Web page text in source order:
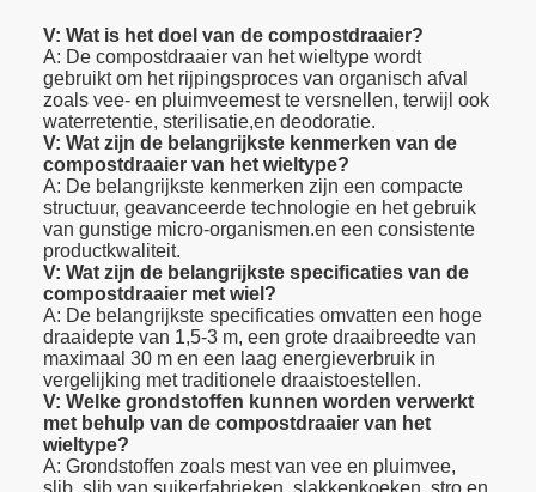
V: Wat is het doel van de compostdraaier?
A: De compostdraaier van het wieltype wordt
gebruikt om het rijpingsproces van organisch afval
zoals vee- en pluimveemest te versnellen, terwijl ook
waterretentie, sterilisatie,en deodoratie.
V: Wat zijn de belangrijkste kenmerken van de
compostdraaier van het wieltype?
A: De belangrijkste kenmerken zijn een compacte
structuur, geavanceerde technologie en het gebruik
van gunstige micro-organismen.en een consistente
productkwaliteit.
V: Wat zijn de belangrijkste specificaties van de
compostdraaier met wiel?
A: De belangrijkste specificaties omvatten een hoge
draaidepte van 1,5-3 m, een grote draaibreedte van
maximaal 30 m en een laag energieverbruik in
vergelijking met traditionele draaistoestellen.
V: Welke grondstoffen kunnen worden verwerkt
met behulp van de compostdraaier van het
wieltype?
A: Grondstoffen zoals mest van vee en pluimvee,
slib, slib van suikerfabrieken, slakkenkoeken, stro en